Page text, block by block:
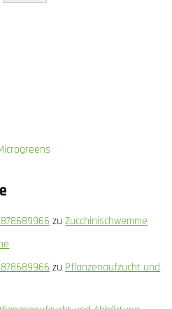
zuZucchinischwemme
zu Pflanzenaufzucht und